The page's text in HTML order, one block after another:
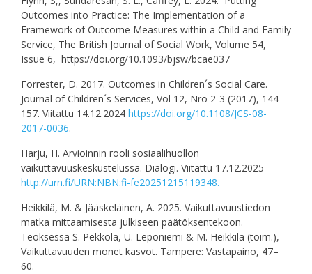
Outcomes into Practice: The Implementation of a
Framework of Outcome Measures within a Child and Family
Service, The British Journal of Social Work, Volume 54,
Issue 6, https://doi.org/10.1093/bjsw/bcae037
Forrester, D. 2017. Outcomes in Children´s Social Care.
Journal of Children´s Services, Vol 12, Nro 2-3 (2017), 144-
157. Viitattu 14.12.2024 https://doi.org/10.1108/JCS-08-
2017-0036.
Harju, H. Arvioinnin rooli sosiaalihuollon
vaikuttavuuskeskustelussa. Dialogi. Viitattu 17.12.2025
http://urn.fi/URN:NBN:fi-fe20251215119348.
Heikkilä, M. & Jääskeläinen, A. 2025. Vaikuttavuustiedon
matka mittaamisesta julkiseen päätöksentekoon.
Teoksessa S. Pekkola, U. Leponiemi & M. Heikkilä (toim.),
Vaikuttavuuden monet kasvot. Tampere: Vastapaino, 47–
60.